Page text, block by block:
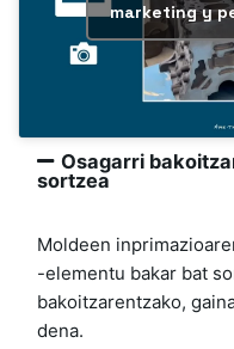
marketing y
Osagarri
sortzea
Moldeen
-elementu bakar bat
bakoitzarentzako,
dena.